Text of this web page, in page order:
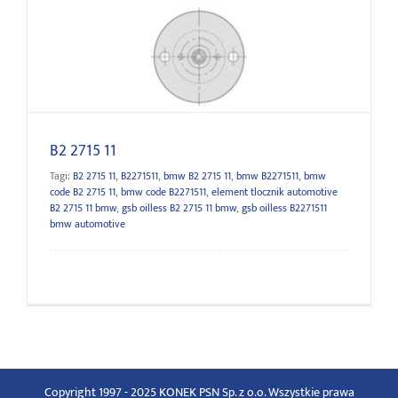
B2 2715 11
Tagi: B2 2715 11, B2271511, bmw B2 2715 11, bmw B2271511, bmw
code B2 2715 11, bmw code B2271511, element tlocznik automotive
B2 2715 11 bmw, gsb oilless B2 2715 11 bmw, gsb oilless B2271511
bmw automotive
Copyright 1997 - 2025 KONEK PSN Sp. z o.o. Wszystkie prawa